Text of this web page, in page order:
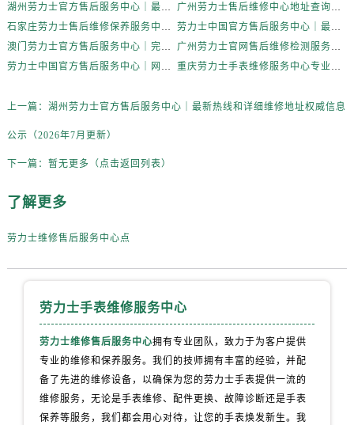
湖州劳力士官方售后服务中心｜最新热线和详细维修地址权威信息公示（2026年7月更新）
广州劳力士售后维修中心地址查询及保养服务指南权威公示（2026年7月最新）
石家庄劳力士售后维修保养服务中心权威公示（2026年7月最新）
劳力士中国官方售后服务中心｜最新热线及详细网点地址权威信息通知（2026年7月更新）
澳门劳力士官方售后服务中心｜完整地址与客服电话权威信息公示（2026年7月更新）
广州劳力士官网售后维修检测服务中心权威公示（2026年7月最新）
劳力士中国官方售后服务中心｜网点地址与售后服务电话权威信息声明（2026年7月最新）
重庆劳力士手表维修服务中心专业售后维修保养服务权威公示（2026年7月最新）
上一篇： 湖州劳力士官方售后服务中心｜最新热线和详细维修地址权威信息
公示（2026年7月更新）
下一篇： 暂无更多（点击返回列表）
了解更多
劳力士维修售后服务中心点
劳力士手表维修服务中心
劳力士维修售后服务中心拥有专业团队，致力于为客户提供
专业的维修和保养服务。我们的技师拥有丰富的经验，并配
备了先进的维修设备，以确保为您的劳力士手表提供一流的
维修服务，无论是手表维修、配件更换、故障诊断还是手表
保养等服务，我们都会用心对待，让您的手表焕发新生。我